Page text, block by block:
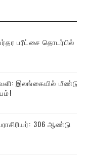
பரீட்சை தொடர்பில்
இலங்கையில் மீண்டும்
306 ஆண்டு